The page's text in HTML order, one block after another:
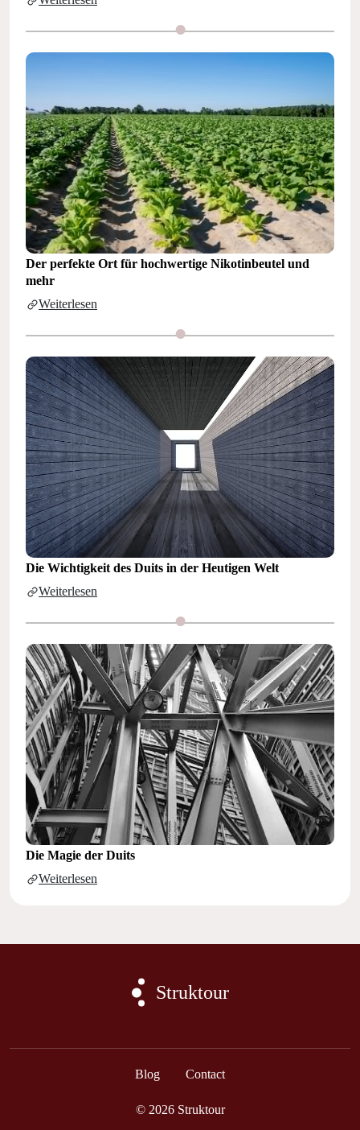
Der perfekte Ort für hochwertige Nikotinbeutel und
mehr
Weiterlesen
Die Wichtigkeit des Duits in der Heutigen Welt
Weiterlesen
Die Magie der Duits
Weiterlesen
Struktour
Blog Contact
© 2026 Struktour